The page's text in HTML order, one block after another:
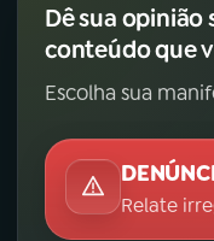
Dê sua opinião
conteúdo que
Escolha sua
Relate